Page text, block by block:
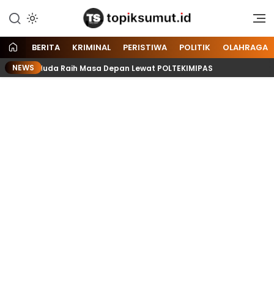
Topik Sumut
Memberitakan Seputar
dan Nasional
BERITA KRIMINAL PERISTIWA POLITIK OLAHRAGA
NEWS
Muda Raih Masa Depan Lewat POLTEKIMIPAS